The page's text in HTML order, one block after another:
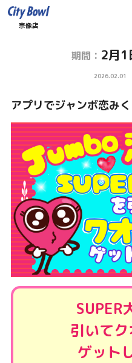
宗像店
期間： 2月1
2026.02.01
アプリでジャンボ恋み
SUPER
引いて
ゲット